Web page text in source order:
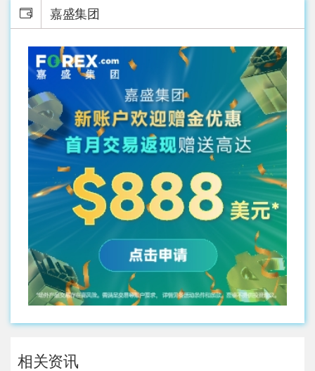
嘉盛集团
相关资讯